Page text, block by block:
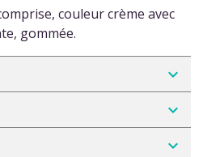
couleur crème avec
gommée.
navigate_next
navigate_next
navigate_next